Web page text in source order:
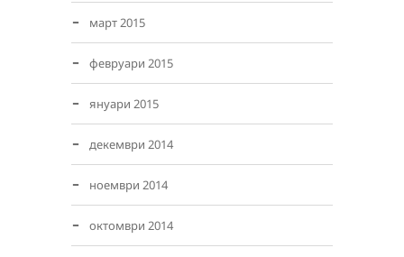
март 2015
февруари 2015
януари 2015
декември 2014
ноември 2014
октомври 2014